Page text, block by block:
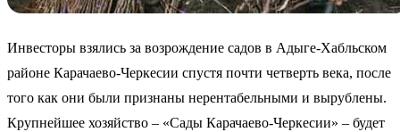
Инвесторы взялись за возрождение садов в Адыге-Хабльском
районе Карачаево-Черкесии спустя почти четверть века, после
того как они были признаны нерентабельными и вырублены.
Крупнейшее хозяйство – «Сады Карачаево-Черкесии» – будет